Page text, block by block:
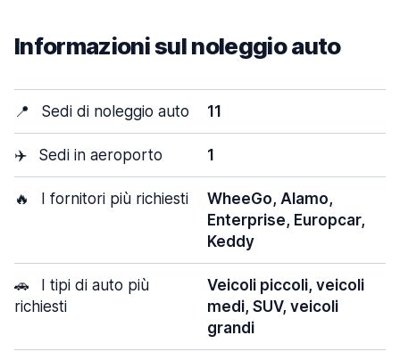
Informazioni sul noleggio auto
📍 Sedi di noleggio auto 11
✈️ Sedi in aeroporto 1
🔥 I fornitori più richiesti
WheeGo, Alamo,
Enterprise, Europcar,
Keddy
🚗
I tipi di auto più
richiesti
Veicoli piccoli, veicoli
medi, SUV, veicoli
grandi